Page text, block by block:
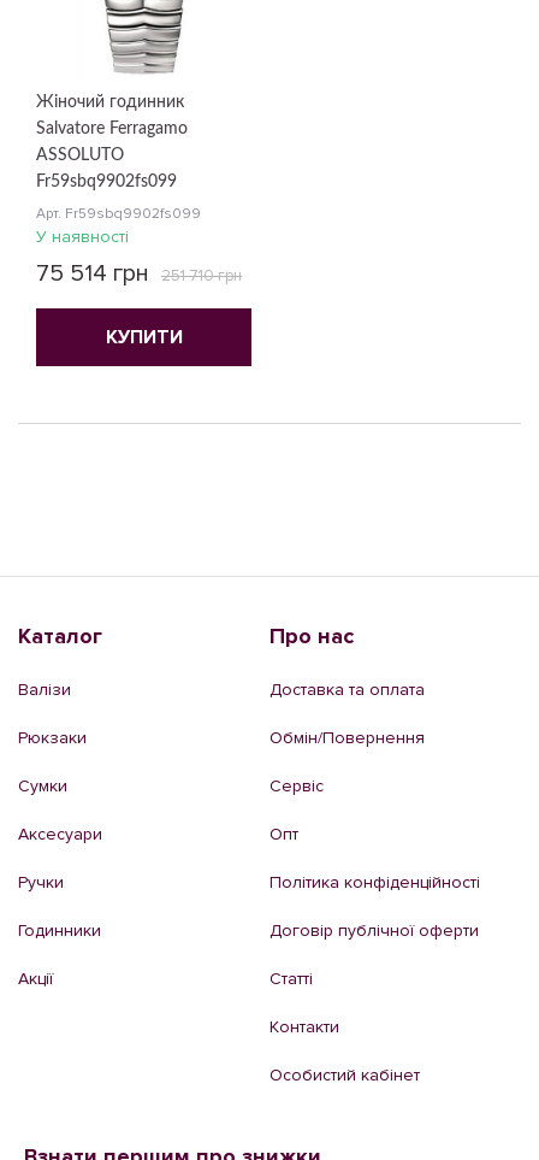
Жіночий годинник
Salvatore Ferragamo
ASSOLUTO
Fr59sbq9902fs099
Арт. Fr59sbq9902fs099
У наявності
75 514 грн 251 710 грн
КУПИТИ
Каталог
Валізи
Рюкзаки
Сумки
Аксесуари
Ручки
Годинники
Акції
Про нас
Доставка та оплата
Обмін/Повернення
Сервіс
Опт
Політика конфіденційності
Договір публічної оферти
Статті
Контакти
Особистий кабінет